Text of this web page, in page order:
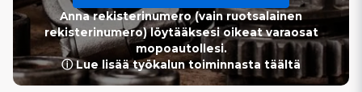
Anna rekisterinumero (vain ruotsalainen
rekisterinumero) löytääksesi oikeat varaosat
mopoautollesi.
ⓘ Lue lisää työkalun toiminnasta täältä